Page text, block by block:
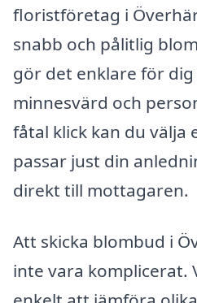
floristföretag i
snabb och pålitlig
gör det enklare för
minnesvärd och
fåtal klick kan du välja
passar just din
direkt till mottagaren.
Att skicka blombud i
inte vara komplicerat.